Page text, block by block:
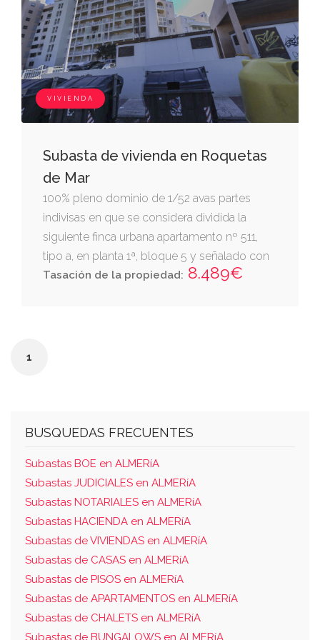
VIVIENDA
Subasta de vivienda en Roquetas
de Mar
100% pleno dominio de 1/52 avas partes
indivisas en que se considera dividida la
siguiente finca urbana apartamento nº 511,
tipo a, en planta 1ª, bloque 5 y señalado con
el nº 98 de los elementos individuales del
corresponde el uso exclusivo y excluyente
calendario. atribuida ob rem 1/2652 indivisa
correspondiente a la semana de
mantenimiento, cuyo 1/52 se divide entre las
51 restantes.
Tasación de la propiedad: 8.489€
1
BUSQUEDAS FRECUENTES
Subastas BOE en ALMERíA
Subastas JUDICIALES en ALMERíA
Subastas NOTARIALES en ALMERíA
Subastas HACIENDA en ALMERíA
Subastas de VIVIENDAS en ALMERíA
Subastas de CASAS en ALMERíA
Subastas de PISOS en ALMERíA
Subastas de APARTAMENTOS en ALMERíA
Subastas de CHALETS en ALMERíA
Subastas de BUNGALOWS en ALMERíA